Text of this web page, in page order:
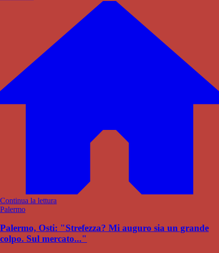
Continua la lettura
Palermo
Palermo, Osti: "Strefezza? Mi auguro sia un grande
colpo. Sul mercato..."